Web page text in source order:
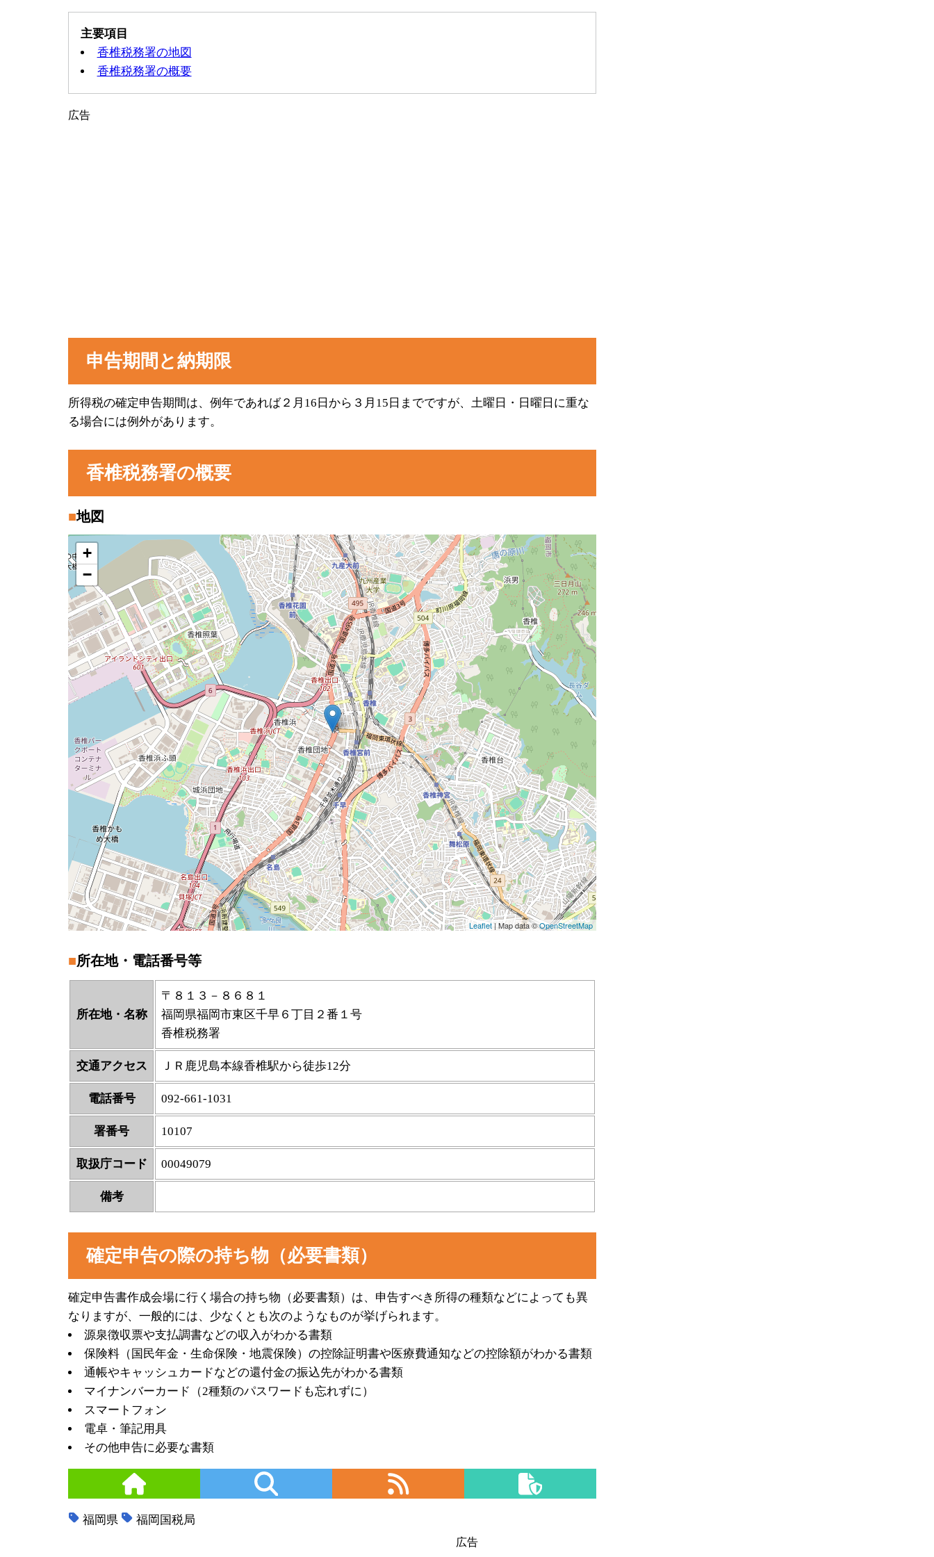
主要項目
香椎税務署の地図
香椎税務署の概要
広告
申告期間と納期限
所得税の確定申告期間は、例年であれば２月16日から３月15日までですが、土曜日・日曜日に重な
る場合には例外があります。
香椎税務署の概要
地図
所在地・電話番号等
所在地・名称
〒８１３－８６８１
福岡県福岡市東区千早６丁目２番１号
香椎税務署
交通アクセス ＪＲ鹿児島本線香椎駅から徒歩12分
電話番号 092-661-1031
署番号 10107
取扱庁コード 00049079
備考
確定申告の際の持ち物（必要書類）
確定申告書作成会場に行く場合の持ち物（必要書類）は、申告すべき所得の種類などによっても異
なりますが、一般的には、少なくとも次のようなものが挙げられます。
源泉徴収票や支払調書などの収入がわかる書類
保険料（国民年金・生命保険・地震保険）の控除証明書や医療費通知などの控除額がわかる書類
通帳やキャッシュカードなどの還付金の振込先がわかる書類
マイナンバーカード（2種類のパスワードも忘れずに）
スマートフォン
電卓・筆記用具
その他申告に必要な書類
福岡県 福岡国税局
広告